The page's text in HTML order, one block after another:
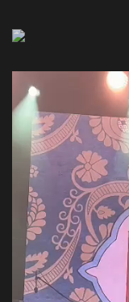
Player